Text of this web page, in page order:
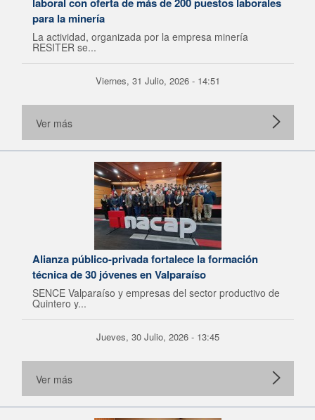
para la minería
La actividad, organizada por la empresa minería
RESITER se...
Viernes, 31 Julio, 2026 - 14:51
Ver más
Alianza público-privada fortalece la formación
técnica de 30 jóvenes en Valparaíso
SENCE Valparaíso y empresas del sector productivo de
Quintero y...
Jueves, 30 Julio, 2026 - 13:45
Ver más